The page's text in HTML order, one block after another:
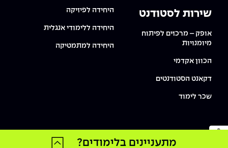
מעבר למצב נגיש
שירות לסטודנט
אופק – מרכזים לפיתוח
מיומנויות
הכוון אקדמי
דקאנט הסטודנטים
שכר לימוד
היחידה לפיזיקה
היחידה ללימודי אנגלית
היחידה למתמטיקה
מתעניינים בלימודים?